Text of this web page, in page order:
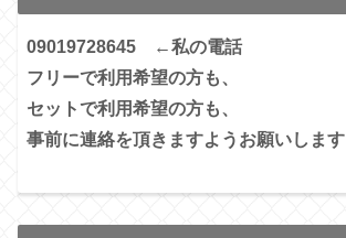
09019728645 ←私の電話
フリーで利用希望の方も、
セットで利用希望の方も、
事前に連絡を頂きますようお願いします